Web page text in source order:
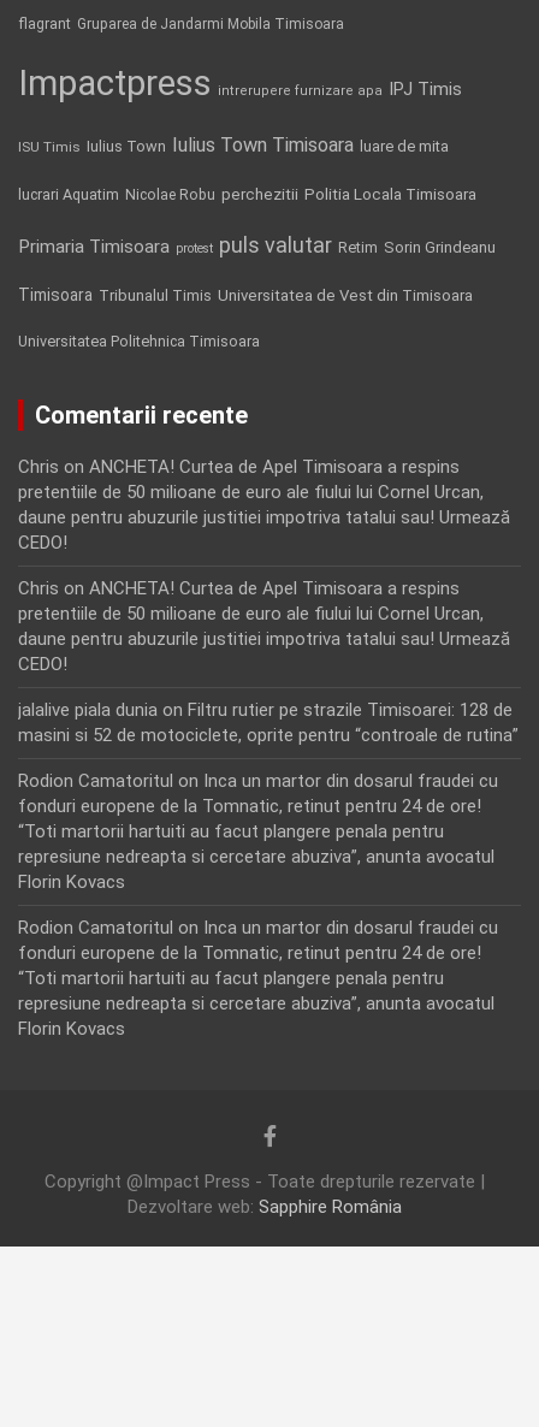
flagrant Gruparea de Jandarmi Mobila Timisoara
Impactpress intrerupere furnizare apa IPJ Timis
ISU Timis Iulius Town Iulius Town Timisoara luare de mita
lucrari Aquatim Nicolae Robu perchezitii Politia Locala Timisoara
Primaria Timisoara protest puls valutar Retim Sorin Grindeanu
Timisoara Tribunalul Timis Universitatea de Vest din Timisoara
Universitatea Politehnica Timisoara
Comentarii recente
Chris on ANCHETA! Curtea de Apel Timisoara a respins
pretentiile de 50 milioane de euro ale fiului lui Cornel Urcan,
daune pentru abuzurile justitiei impotriva tatalui sau! Urmează
CEDO!
Chris on ANCHETA! Curtea de Apel Timisoara a respins
pretentiile de 50 milioane de euro ale fiului lui Cornel Urcan,
daune pentru abuzurile justitiei impotriva tatalui sau! Urmează
CEDO!
jalalive piala dunia on Filtru rutier pe strazile Timisoarei: 128 de
masini si 52 de motociclete, oprite pentru “controale de rutina”
Rodion Camatoritul on Inca un martor din dosarul fraudei cu
fonduri europene de la Tomnatic, retinut pentru 24 de ore!
“Toti martorii hartuiti au facut plangere penala pentru
represiune nedreapta si cercetare abuziva”, anunta avocatul
Florin Kovacs
Rodion Camatoritul on Inca un martor din dosarul fraudei cu
fonduri europene de la Tomnatic, retinut pentru 24 de ore!
“Toti martorii hartuiti au facut plangere penala pentru
represiune nedreapta si cercetare abuziva”, anunta avocatul
Florin Kovacs
Copyright @Impact Press - Toate drepturile rezervate |
Dezvoltare web: Sapphire România